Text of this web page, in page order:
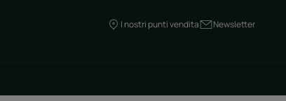
I nostri punti vendita Newsletter